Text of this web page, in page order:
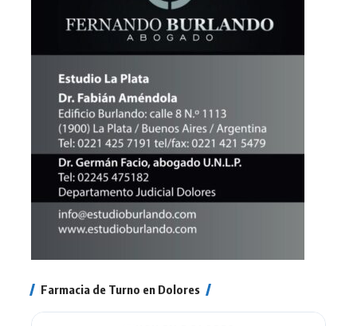
Farmacia de Turno en Dolores